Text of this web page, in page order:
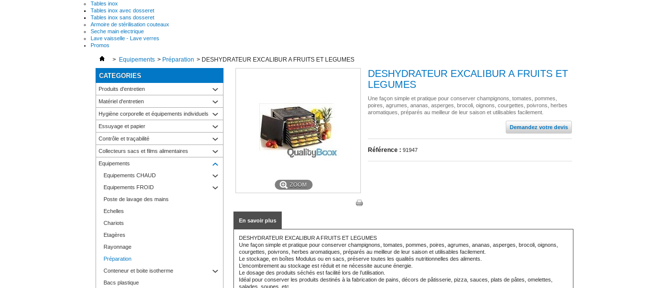
Tables inox
Tables inox avec dosseret
Tables inox sans dosseret
Armoire de stérilisation couteaux
Seche main electrique
Lave vaisselle - Lave verres
Promos
> Equipements > Préparation > DESHYDRATEUR EXCALIBUR A FRUITS ET LEGUMES
CATEGORIES
Produits d'entretien
Matériel d'entretien
Hygiène corporelle et équipements individuels
Essuyage et papier
Contrôle et traçabilité
Collecteurs sacs et films alimentaires
Equipements
Equipements CHAUD
Equipements FROID
Poste de lavage des mains
Echelles
Chariots
Etagères
Rayonnage
Préparation
Conteneur et boite isotherme
Bacs plastique
ZOOM
DESHYDRATEUR EXCALIBUR A FRUITS ET
LEGUMES
Une façon simple et pratique pour conserver champignons, tomates, pommes,
poires, agrumes, ananas, asperges, brocoli, oignons, courgettes, poivrons, herbes
aromatiques, préparés au meilleur de leur saison et utilisables facilement.
Demandez votre devis
Référence : 91947
En savoir plus
DESHYDRATEUR EXCALIBUR A FRUITS ET LEGUMES
Une façon simple et pratique pour conserver champignons, tomates, pommes, poires, agrumes, ananas, asperges, brocoli, oignons,
courgettes, poivrons, herbes aromatiques, préparés au meilleur de leur saison et utilisables facilement.
Le stockage, en boîtes Modulus ou en sacs, préserve toutes les qualités nutritionnelles des aliments.
L’encombrement au stockage est réduit et ne nécessite aucune énergie.
Le dosage des produits séchés est facilité lors de l’utilisation.
Idéal pour conserver les produits destinés à la fabrication de pains, décors de pâtisserie, pizza, sauces, plats de pâtes, omelettes,
salades, soupes, etc.